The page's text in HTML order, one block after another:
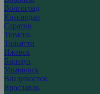
Волгоград
Краснодар
Саратов
Тюмень
Тольятти
Ижевск
Барнаул
Ульяновск
Владивосток
Ярославль